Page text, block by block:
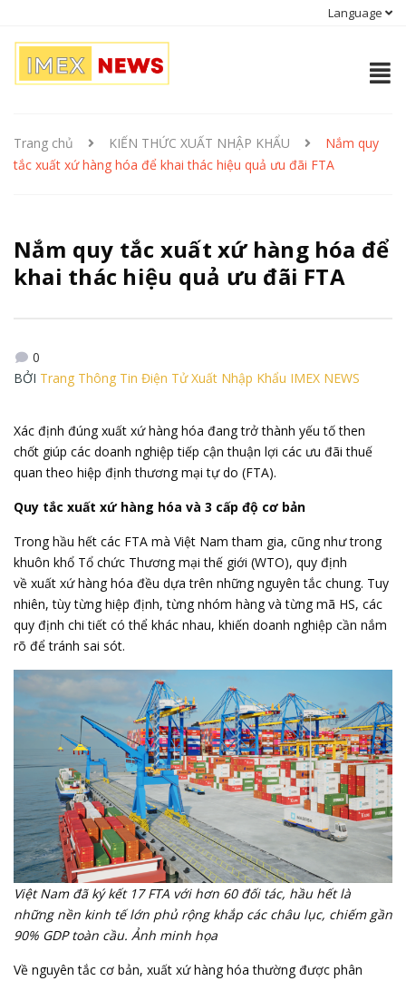
Language
Trang chủ KIẾN THỨC XUẤT NHẬP KHẨU
Nắm quy
tắc xuất xứ hàng hóa để khai thác hiệu quả ưu đãi FTA
Nắm quy tắc xuất xứ hàng hóa để
khai thác hiệu quả ưu đãi FTA
0
BỞI Trang Thông Tin Điện Tử Xuất Nhập Khẩu IMEX NEWS
Xác định đúng xuất xứ hàng hóa đang trở thành yếu tố then
chốt giúp các doanh nghiệp tiếp cận thuận lợi các ưu đãi thuế
quan theo hiệp định thương mại tự do (FTA).
Quy tắc xuất xứ hàng hóa và 3 cấp độ cơ bản
Trong hầu hết các FTA mà Việt Nam tham gia, cũng như trong
khuôn khổ Tổ chức Thương mại thế giới (WTO), quy định
về xuất xứ hàng hóa đều dựa trên những nguyên tắc chung. Tuy
nhiên, tùy từng hiệp định, từng nhóm hàng và từng mã HS, các
quy định chi tiết có thể khác nhau, khiến doanh nghiệp cần nắm
rõ để tránh sai sót.
Việt Nam đã ký kết 17 FTA với hơn 60 đối tác, hầu hết là
những nền kinh tế lớn phủ rộng khắp các châu lục, chiếm gần
90% GDP toàn cầu. Ảnh minh họa
Về nguyên tắc cơ bản, xuất xứ hàng hóa thường được phân